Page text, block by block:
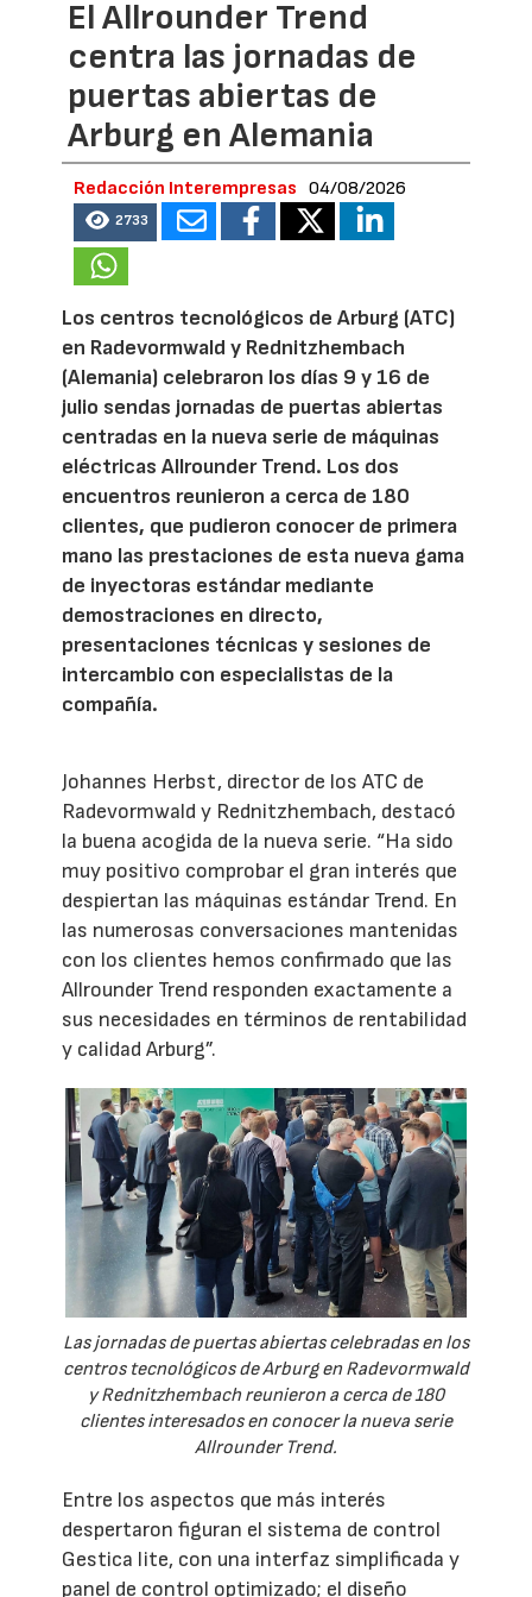
El Allrounder Trend
centra las jornadas de
puertas abiertas de
Arburg en Alemania
Redacción Interempresas 04/08/2026
2733
Los centros tecnológicos de Arburg (ATC)
en Radevormwald y Rednitzhembach
(Alemania) celebraron los días 9 y 16 de
julio sendas jornadas de puertas abiertas
centradas en la nueva serie de máquinas
eléctricas Allrounder Trend. Los dos
encuentros reunieron a cerca de 180
clientes, que pudieron conocer de primera
mano las prestaciones de esta nueva gama
de inyectoras estándar mediante
demostraciones en directo,
presentaciones técnicas y sesiones de
intercambio con especialistas de la
compañía.
Johannes Herbst, director de los ATC de
Radevormwald y Rednitzhembach, destacó
la buena acogida de la nueva serie. “Ha sido
muy positivo comprobar el gran interés que
despiertan las máquinas estándar Trend. En
las numerosas conversaciones mantenidas
con los clientes hemos confirmado que las
Allrounder Trend responden exactamente a
sus necesidades en términos de rentabilidad
y calidad Arburg”.
Las jornadas de puertas abiertas celebradas en los
centros tecnológicos de Arburg en Radevormwald
y Rednitzhembach reunieron a cerca de 180
clientes interesados en conocer la nueva serie
Allrounder Trend.
Entre los aspectos que más interés
despertaron figuran el sistema de control
Gestica lite, con una interfaz simplificada y
panel de control optimizado; el diseño